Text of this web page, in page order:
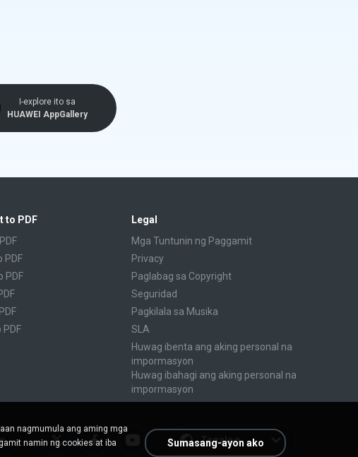
I-explore ito sa
HUAWEI AppGallery
to PDF
PDF
PDF
PDF
Legal
Mga Tuntunin ng Paggamit
Privacy
Paglabag sa Copyright
Seguridad
Pagkilala sa Musika
SLA
Huwag ibenta ang aking personal na
impormasyon
Huwag ibahagi ang aking personal na
impormasyon
Tagalog
nagmumula ang aming mga
namin ng cookies at iba
Sumasang-ayon ako